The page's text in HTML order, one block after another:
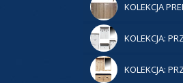
KOLEKCJA
KOLEKCJA:
KOLEKCJA: